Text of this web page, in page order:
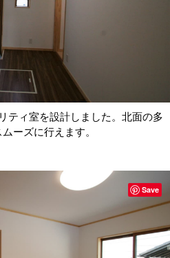
ティ室を設計しました。北面の多
ーズに行えます。
Save